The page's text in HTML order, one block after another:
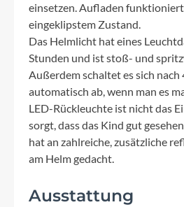
einsetzen. Aufladen
eingeklipstem Zustand.
Das Helmlicht hat eines
Stunden und ist stoß- und
Außerdem schaltet es sich
automatisch ab, wenn man es
LED-Rückleuchte ist nicht das
sorgt, dass das Kind gut
hat an zahlreiche, zusätzliche
am Helm gedacht.
Ausstattung